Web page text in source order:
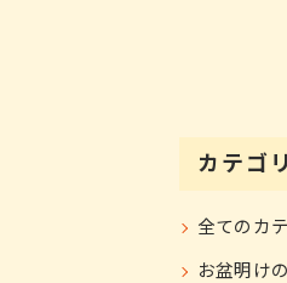
カテゴ
全てのカ
お盆明け